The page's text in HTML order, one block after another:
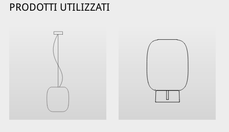
PRODOTTI UTILIZZATI